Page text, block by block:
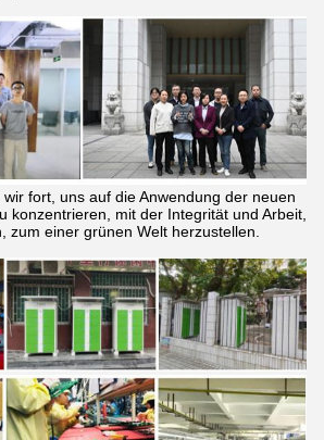
fort, uns auf die Anwendung der neuen
konzentrieren, mit der Integrität und Arbeit,
zum einer grünen Welt herzustellen.